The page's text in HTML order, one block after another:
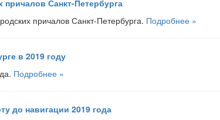
Санкт-Петербурга
причалов Санкт-Петербурга. Подробнее »
в 2019 году
Подробнее »
до навигации 2019 года